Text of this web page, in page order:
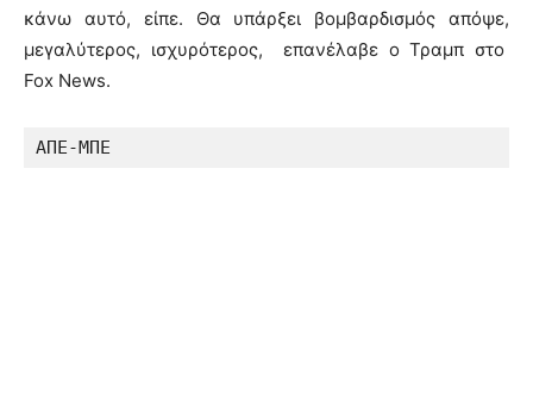
κάνω αυτό, είπε. Θα υπάρξει βομβαρδισμός απόψε,
μεγαλύτερος, ισχυρότερος, επανέλαβε ο Τραμπ στο
Fox News.
ΑΠΕ-ΜΠΕ